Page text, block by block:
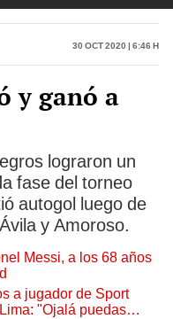
María Palacios
30 Oct 2020 | 6:46 h
y ganó a
lograron un
fase del torneo
autogol luego de
y Amoroso.
Messi, a los 68 años
a jugador de Sport
"Ojalá puedas